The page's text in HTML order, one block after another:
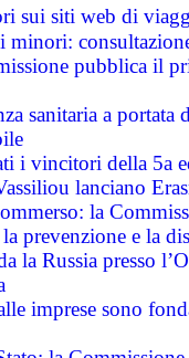
sui siti web di
minori:
pubblica il
sanitaria a
i vincitori della 5a
lanciano
la
prevenzione e la
la Russia presso
imprese sono